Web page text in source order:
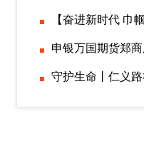
【奋进新时代 巾
申银万国期货郑
守护生命丨仁义